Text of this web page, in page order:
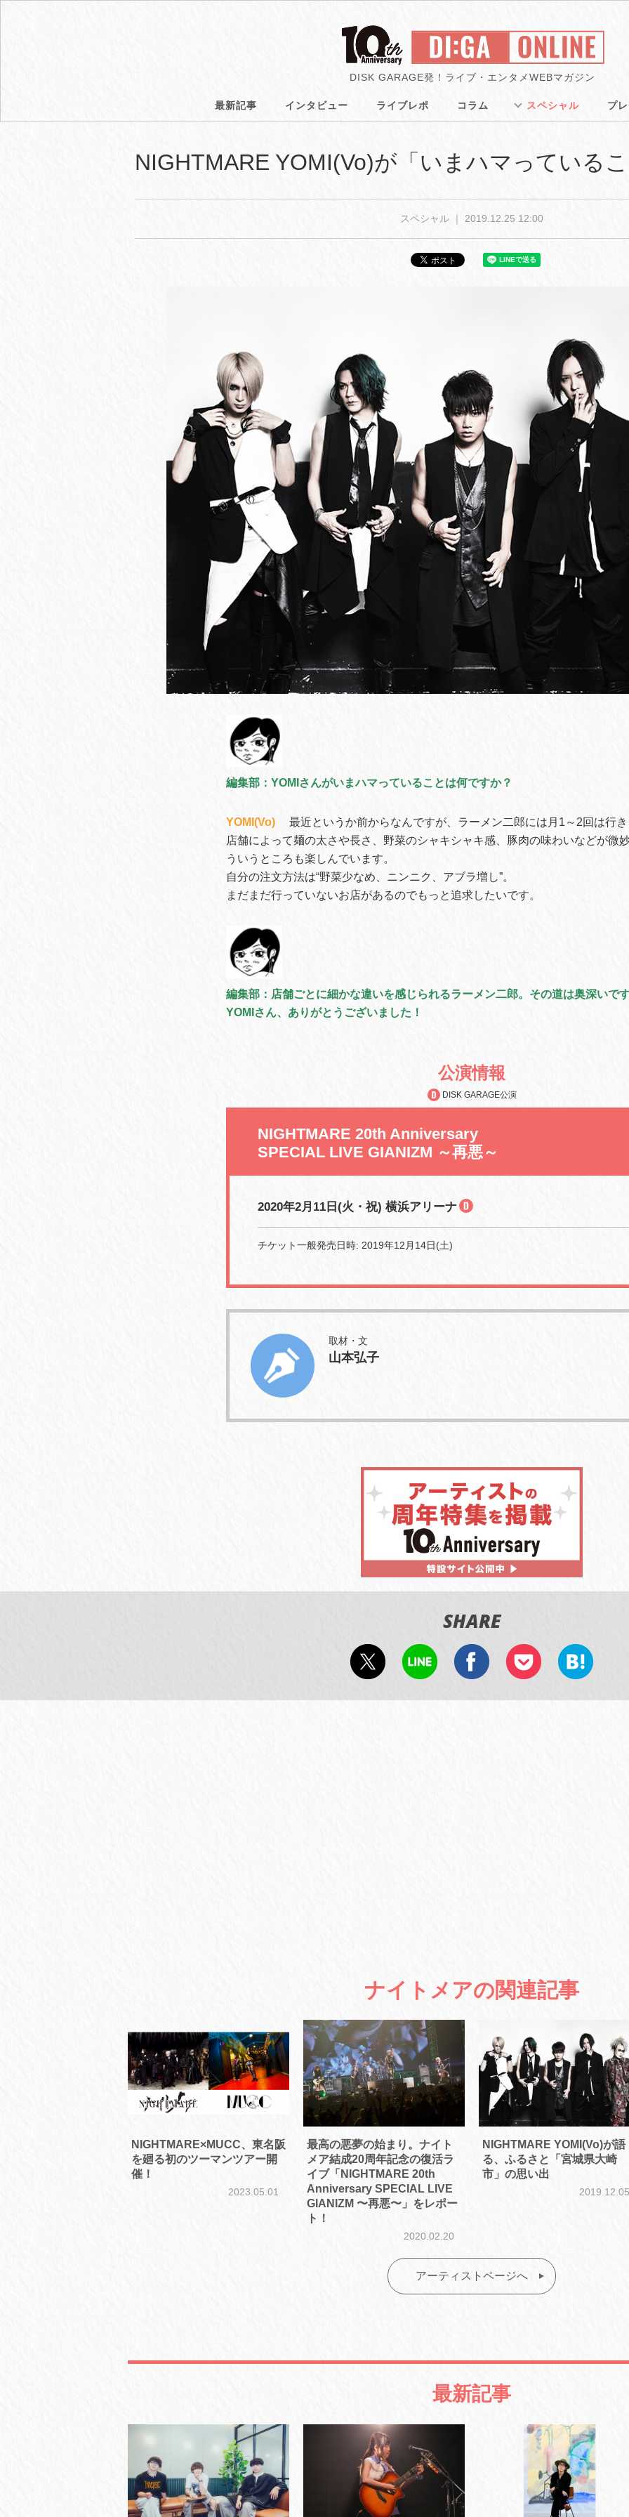
DISK GARAGE発！ライブ・エンタメWEBマガジン
最新記事 インタビュー ライブレポ コラム スペシャル プ
NIGHTMARE YOMI(Vo)が「いまハマっている
スペシャル ｜ 2019.12.25 12:00
編集部：YOMIさんがいまハマっていることは何ですか？
YOMI(Vo)
最近というか前からなんですが、ラーメン二郎には月1～2回は行
店舗によって麺の太さや長さ、野菜のシャキシャキ感、豚肉の味わいなどが微
ういうところも楽しんでいます。
自分の注文方法は“野菜少なめ、ニンニク、アブラ増し”。
まだまだ行っていないお店があるのでもっと追求したいです。
編集部：店舗ごとに細かな違いを感じられるラーメン二郎。その道は奥深いで
YOMIさん、ありがとうございました！
公演情報
DISK GARAGE公演
NIGHTMARE 20th Anniversary
SPECIAL LIVE GIANIZM ～再悪～
2020年2月11日(火・祝) 横浜アリーナ
チケット一般発売日時: 2019年12月14日(土)
取材・文
山本弘子
SHARE
ナイトメアの関連記事
NIGHTMARE×MUCC、東名阪
を廻る初のツーマンツアー開
催！
2023.05.01
最高の悪夢の始まり。ナイト
メア結成20周年記念の復活ラ
イブ「NIGHTMARE 20th
Anniversary SPECIAL LIVE
GIANIZM 〜再悪〜」をレポー
ト！
2020.02.20
NIGHTMARE YOMI(Vo)が語
る、ふるさと「宮城県大崎
市」の思い出
アーティストページへ
最新記事